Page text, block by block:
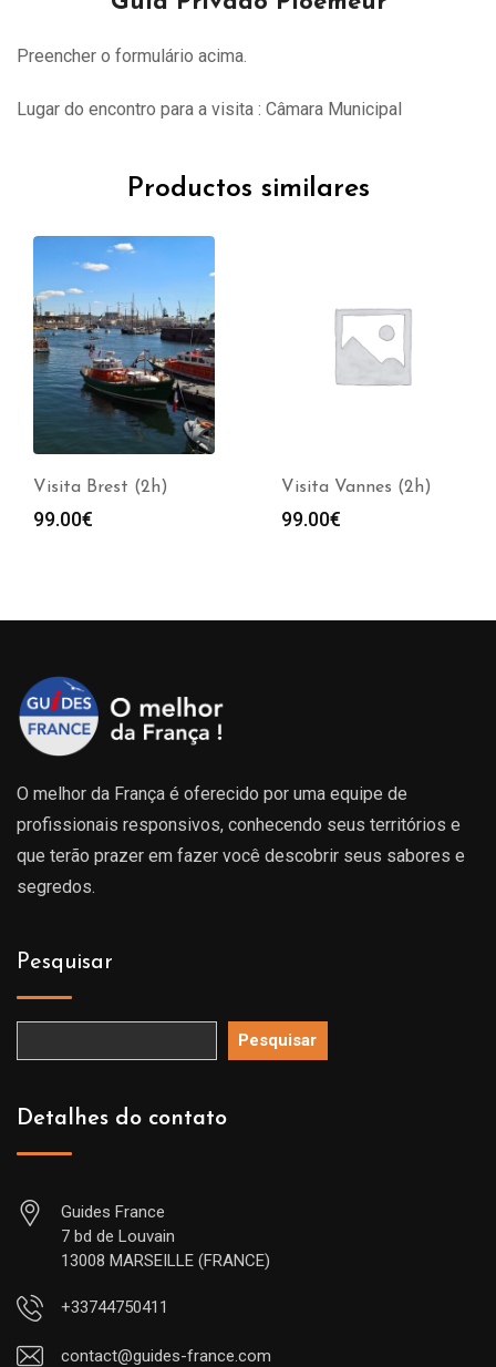
Preencher o formulário acima.
Lugar do encontro para a visita : Câmara Municipal
Productos similares
Visita Brest (2h)
99.00€
Visita Vannes (2h)
99.00€
O melhor da França é oferecido por uma equipe de
profissionais responsivos, conhecendo seus territórios e
que terão prazer em fazer você descobrir seus sabores e
segredos.
Pesquisar
Pesquisar
Detalhes do contato
Guides France
7 bd de Louvain
13008 MARSEILLE (FRANCE)
+33744750411
contact@guides-france.com